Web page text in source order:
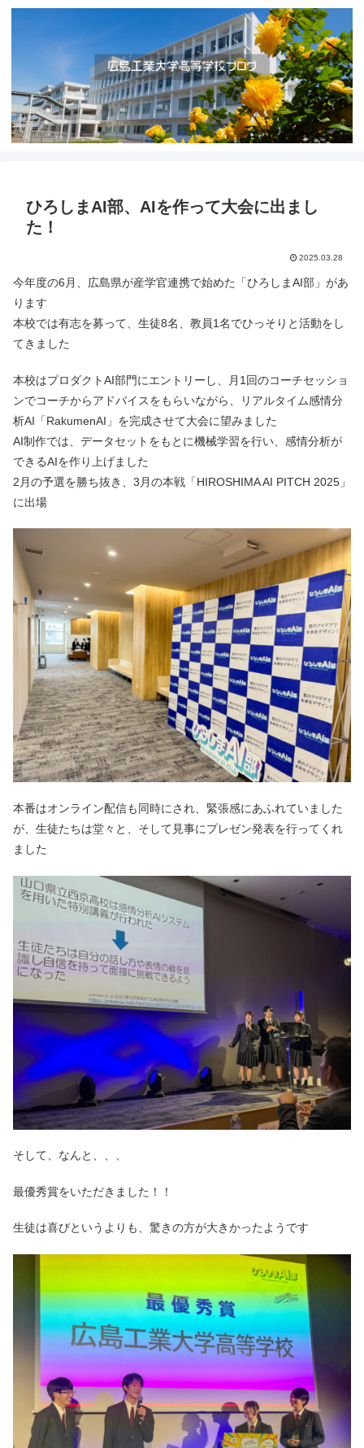
ひろしまAI部、AIを作って大会に出まし
た！
2025.03.28
今年度の6月、広島県が産学官連携で始めた「ひろしまAI部」があ
ります
本校では有志を募って、生徒8名、教員1名でひっそりと活動をし
てきました
本校はプロダクトAI部門にエントリーし、月1回のコーチセッショ
ンでコーチからアドバイスをもらいながら、リアルタイム感情分
析AI「RakumenAI」を完成させて大会に望みました
AI制作では、データセットをもとに機械学習を行い、感情分析が
できるAIを作り上げました
2月の予選を勝ち抜き、3月の本戦「HIROSHIMA AI PITCH 2025」
に出場
本番はオンライン配信も同時にされ、緊張感にあふれていました
が、生徒たちは堂々と、そして見事にプレゼン発表を行ってくれ
ました
そして、なんと、、、
最優秀賞をいただきました！！
生徒は喜びというよりも、驚きの方が大きかったようです